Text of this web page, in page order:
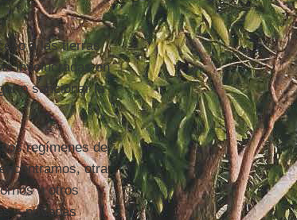
a las tierras
involucradas en
o sancionar la
regímenes de
otra
u otros
– privadas